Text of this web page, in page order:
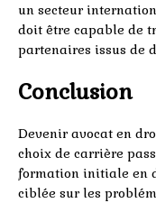
un secteur
doit être capable de
partenaires issus de
Conclusion
Devenir avocat en
choix de carrière
formation initiale en
ciblée sur les